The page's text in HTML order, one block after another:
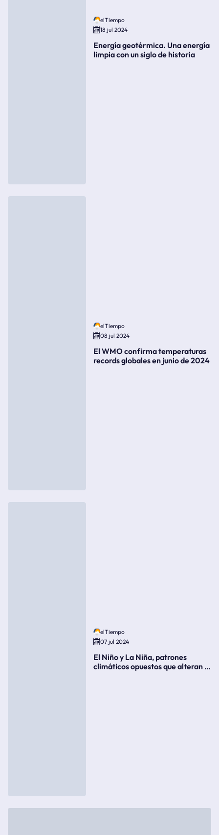
elTiempo
18 jul 2024
Energía geotérmica. Una energía
limpia con un siglo de historia
elTiempo
08 jul 2024
El WMO confirma temperaturas
records globales en junio de 2024
elTiempo
07 jul 2024
El Niño y La Niña, patrones
climáticos opuestos que alteran la